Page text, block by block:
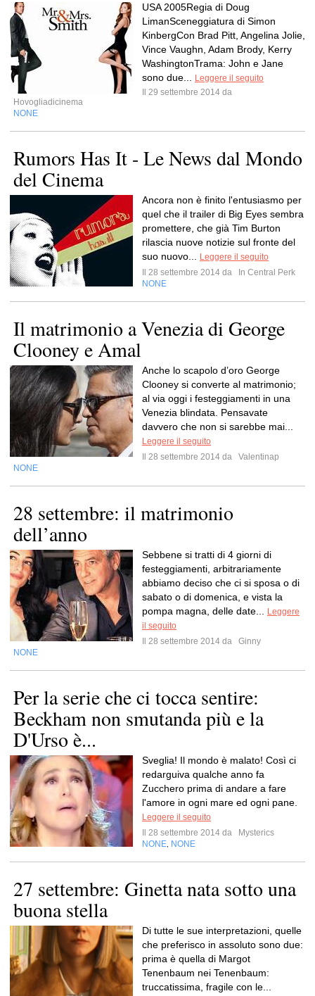
USA 2005Regia di Doug
LimanSceneggiatura di Simon
KinbergCon Brad Pitt, Angelina Jolie,
Vince Vaughn, Adam Brody, Kerry
WashingtonTrama: John e Jane
sono due...
Leggere il seguito
Il 29 settembre 2014 da
Hovogliadicinema
NONE
Rumors Has It - Le News dal Mondo
del Cinema
Ancora non è finito l'entusiasmo per
quel che il trailer di Big Eyes sembra
promettere, che già Tim Burton
rilascia nuove notizie sul fronte del
suo nuovo...
Leggere il seguito
Il 28 settembre 2014 da
In Central Perk
NONE
Il matrimonio a Venezia di George
Clooney e Amal
Anche lo scapolo d’oro George
Clooney si converte al matrimonio;
al via oggi i festeggiamenti in una
Venezia blindata. Pensavate
davvero che non si sarebbe mai...
Leggere il seguito
Il 28 settembre 2014 da
Valentinap
NONE
28 settembre: il matrimonio
dell’anno
Sebbene si tratti di 4 giorni di
festeggiamenti, arbitrariamente
abbiamo deciso che ci si sposa o di
sabato o di domenica, e vista la
pompa magna, delle date...
Leggere
il seguito
Il 28 settembre 2014 da
Ginny
NONE
Per la serie che ci tocca sentire:
Beckham non smutanda più e la
D'Urso è...
Sveglia! Il mondo è malato! Così ci
redarguiva qualche anno fa
Zucchero prima di andare a fare
l'amore in ogni mare ed ogni pane.
Leggere il seguito
Il 28 settembre 2014 da
Mysterics
NONE NONE
27 settembre: Ginetta nata sotto una
buona stella
Di tutte le sue interpretazioni, quelle
che preferisco in assoluto sono due:
prima è quella di Margot
Tenenbaum nei Tenenbaum:
truccatissima, fragile con le...